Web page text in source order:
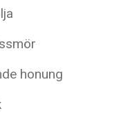
honung